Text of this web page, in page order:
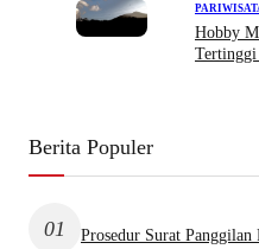
Hobby
Tertinggi
Berita Populer
01
Prosedur Surat